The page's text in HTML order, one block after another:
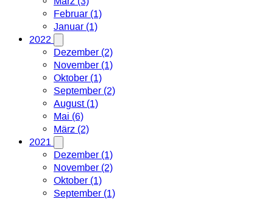
Februar (1)
Januar (1)
2022
Dezember (2)
November (1)
Oktober (1)
September (2)
August (1)
Mai (6)
März (2)
2021
Dezember (1)
November (2)
Oktober (1)
September (1)